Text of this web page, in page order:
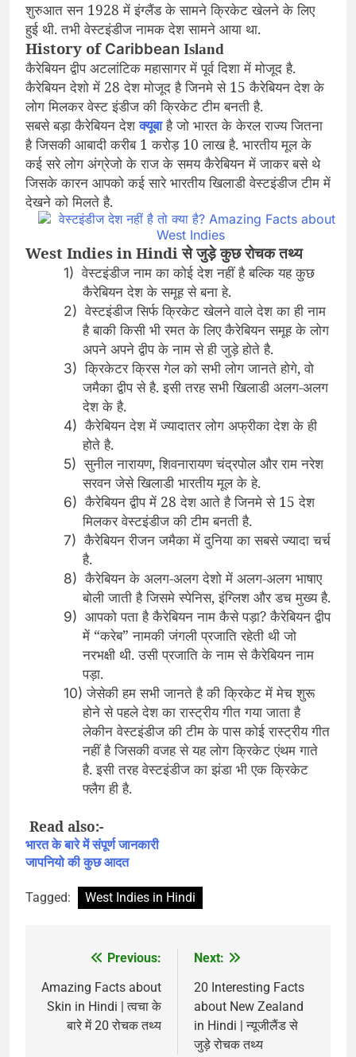
शुरुआत सन 1928 में इंग्लैंड के सामने क्रिकेट खेलने के लिए
हुई थी. तभी वेस्टइंडीज नामक देश सामने आया था.
History of Caribbean Island
कैरेबियन द्वीप अटलांटिक महासागर में पूर्व दिशा में मोजूद है.
कैरेबियन देशो में 28 देश मोजूद है जिनमे से 15 कैरेबियन देश के
लोग मिलकर वेस्ट इंडीज की क्रिकेट टीम बनती है.
सबसे बड़ा कैरेबियन देशक्यूबाहै जो भारत के केरल राज्य जितना
है जिसकी आबादी करीब 1 करोड़ 10 लाख है. भारतीय मूल के
कई सरे लोग अंग्रेजो के राज के समय कैरेबियन में जाकर बसे थे
जिसके कारन आपको कई सारे भारतीय खिलाडी वेस्टइंडीज टीम में
देखने को मिलते है.
West Indies in Hindi से जुड़े कुछ रोचक तथ्य
1) वेस्टइंडीज नाम का कोई देश नहीं है बल्कि यह कुछ
कैरेबियन देश के समूह से बना हे.
2) वेस्टइंडीज सिर्फ क्रिकेट खेलने वाले देश का ही नाम
है बाकी किसी भी रमत के लिए कैरेबियन समूह के लोग
अपने अपने द्वीप के नाम से ही जुड़े होते है.
3) क्रिकेटर क्रिस गेल को सभी लोग जानते होगे, वो
जमैका द्वीप से है. इसी तरह सभी खिलाडी अलग-अलग
देश के है.
4) कैरेबियन देश में ज्यादातर लोग अफ्रीका देश के ही
होते है.
5) सुनील नारायण, शिवनारायण चंद्रपोल और राम नरेश
सरवन जेसे खिलाडी भारतीय मूल के हे.
6) कैरेबियन द्वीप में 28 देश आते है जिनमे से 15 देश
मिलकर वेस्टइंडीज की टीम बनती है.
7) कैरेबियन रीजन जमैका में दुनिया का सबसे ज्यादा चर्च
है.
8) कैरेबियन के अलग-अलग देशो में अलग-अलग भाषाए
बोली जाती है जिसमे स्पेनिस, इंग्लिश और डच मुख्य है.
9) आपको पता है कैरेबियन नाम कैसे पड़ा? कैरेबियन द्वीप
में “करेब” नामकी जंगली प्रजाति रहेती थी जो
नरभक्षी थी. उसी प्रजाति के नाम से कैरेबियन नाम
पड़ा.
10)जेसेकी हम सभी जानते है की क्रिकेट में मेच शुरू
होने से पहले देश का रास्ट्रीय गीत गया जाता है
लेकीन वेस्टइंडीज की टीम के पास कोई रास्ट्रीय गीत
नहीं है जिसकी वजह से यह लोग क्रिकेट एंथम गाते
है. इसी तरह वेस्टइंडीज का झंडा भी एक क्रिकेट
फ्लैग ही है.
Read also:-
भारत के बारे में संपूर्ण जानकारी
जापनियो की कुछ आदत
Tagged: West Indies in Hindi
navigation
Previous:
Amazing Facts about
Skin in Hindi | त्वचा के
बारे में 20 रोचक तथ्य
Next:
20 Interesting Facts
about New Zealand
in Hindi | न्यूजीलैंड से
जुड़े रोचक तथ्य